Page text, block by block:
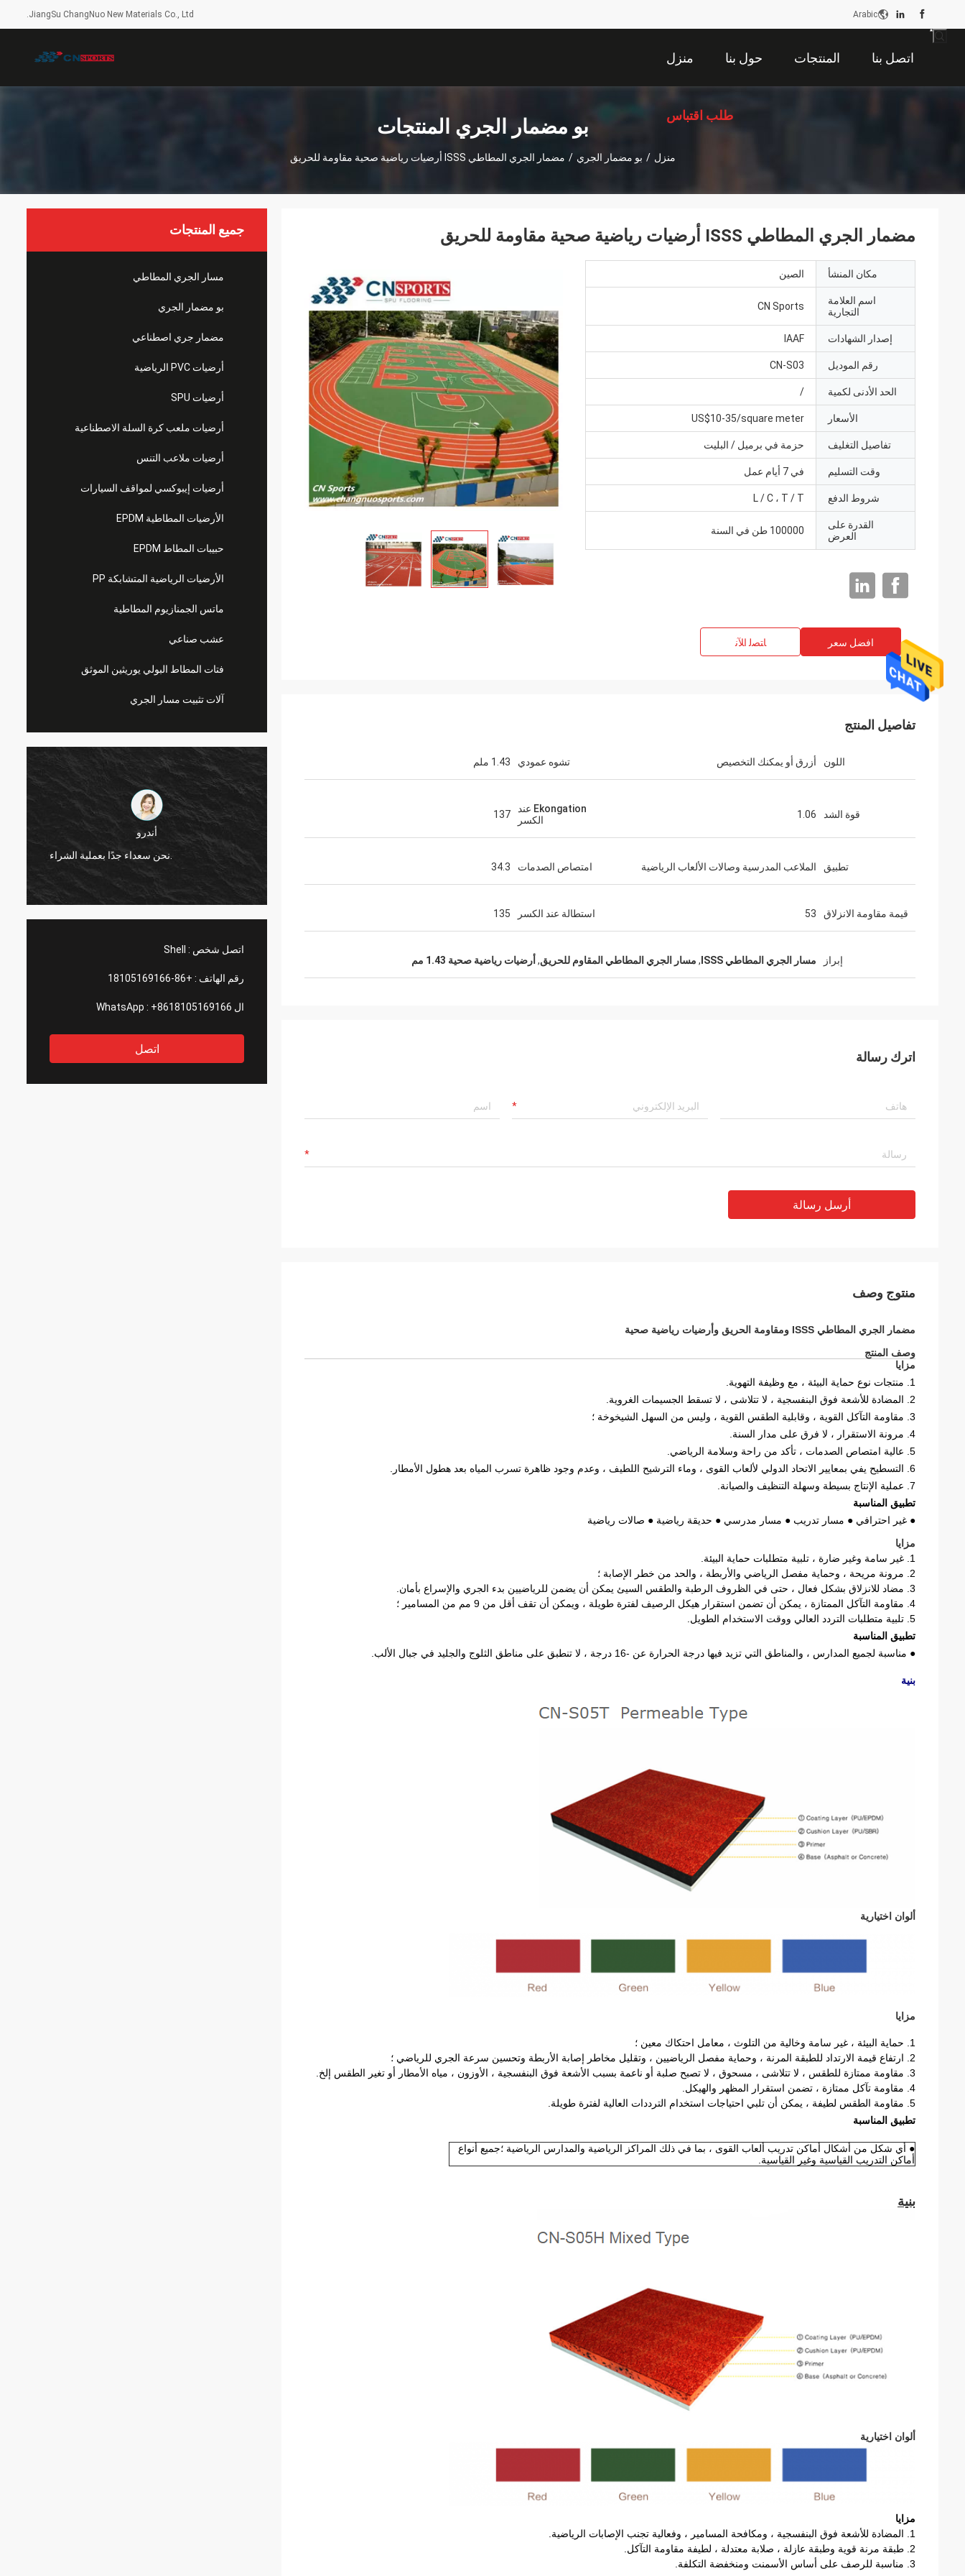
JiangSu ChangNuo New Materials Co., Ltd. Arabic
منزل حول بنا المنتجات اتصل بنا
طلب اقتباس بو مضمار الجري المنتجات
منزل / بو مضمار الجري / مضمار الجري المطاطي ISSS أرضيات رياضية صحية مقاومة للحريق
جميع المنتجات
مسار الجري المطاطي
بو مضمار الجري
مضمار جري اصطناعي
أرضيات PVC الرياضية
أرضيات SPU
أرضيات ملعب كرة السلة الاصطناعية
أرضيات ملاعب التنس
أرضيات إيبوكسي لمواقف السيارات
الأرضيات المطاطية EPDM
حبيبات المطاط EPDM
الأرضيات الرياضية المتشابكة PP
ماتس الجمنازيوم المطاطية
عشب صناعي
فتات المطاط البولي يوريثين الموثق
آلات تثبيت مسار الجري
أندرو
اتصل شخص : Shell
رقم الهاتف : +86-18105169166
ال WhatsApp : +8618105169166
اتصل
مضمار الجري المطاطي ISSS أرضيات رياضية صحية مقاومة للحريق
مكان المنشأ الصين
اسم العلامة
التجارية
CN Sports
إصدار الشهادات IAAF
رقم الموديل CN-S03
الحد الأدنى لكمية /
الأسعار US$10-35/square meter
تفاصيل التغليف حزمة في برميل / البليت
وقت التسليم في 7 أيام عمل
شروط الدفع L / C ، T / T
القدرة على
العرض
100000 طن في السنة
افضل سعر ﺎﺘﺼﻟ ﺍﻶﻧ
تفاصيل المنتج
اللون أزرق أو يمكنك التخصيص تشوه عمودي 1.43 ملم
قوة الشد 1.06
Ekongation عند
الكسر
137
تطبيق الملاعب المدرسية وصالات الألعاب الرياضية امتصاص الصدمات 34.3
قيمة مقاومة الانزلاق 53 استطالة عند الكسر 135
إبراز مسار الجري المطاطي ISSS , مسار الجري المطاطي المقاوم للحريق, أرضيات رياضية صحية 1.43 مم
اترك رسالة
أرسل رسالة
منتوج وصف
مضمار الجري المطاطي ISSS ومقاومة الحريق وأرضيات رياضية صحية
وصف المنتج
مزايا
1. منتجات نوع حماية البيئة ، مع وظيفة التهوية.
2. المضادة للأشعة فوق البنفسجية ، لا تتلاشى ، لا تسقط الجسيمات الغروية.
3. مقاومة التآكل القوية ، وقابلية الطقس القوية ، وليس من السهل الشيخوخة ؛
4. مرونة الاستقرار ، لا فرق على مدار السنة.
5. عالية امتصاص الصدمات ، تأكد من راحة وسلامة الرياضي.
6. التسطيح يفي بمعايير الاتحاد الدولي لألعاب القوى ، وماء الترشيح اللطيف ، وعدم وجود ظاهرة تسرب المياه بعد هطول الأمطار.
7. عملية الإنتاج بسيطة وسهلة التنظيف والصيانة.
تطبيق المناسبة
● غير احترافي ● مسار تدريب ● مسار مدرسي ● حديقة رياضية ● صالات رياضية
مزايا
1. غير سامة وغير ضارة ، تلبية متطلبات حماية البيئة.
2. مرونة مريحة ، وحماية مفصل الرياضي والأربطة ، والحد من خطر الإصابة ؛
3. مضاد للانزلاق بشكل فعال ، حتى في الظروف الرطبة والطقس السيئ يمكن أن يضمن للرياضيين بدء الجري والإسراع بأمان.
4. مقاومة التآكل الممتازة ، يمكن أن تضمن استقرار هيكل الرصيف لفترة طويلة ، ويمكن أن تقف أقل من 9 مم من المسامير ؛
5. تلبية متطلبات التردد العالي ووقت الاستخدام الطويل.
تطبيق المناسبة
● مناسبة لجميع المدارس ، والمناطق التي تزيد فيها درجة الحرارة عن -16 درجة ، لا تنطبق على مناطق الثلوج والجليد في جبال الألب.
بنية
ألوان اختيارية
مزايا
1. حماية البيئة ، غير سامة وخالية من التلوث ، معامل احتكاك معين ؛
2. ارتفاع قيمة الارتداد للطبقة المرنة ، وحماية مفصل الرياضيين ، وتقليل مخاطر إصابة الأربطة وتحسين سرعة الجري للرياضي ؛
3. مقاومة ممتازة للطقس ، لا تتلاشى ، مسحوق ، لا تصبح صلبة أو ناعمة بسبب الأشعة فوق البنفسجية ، الأوزون ، مياه الأمطار أو تغير الطقس إلخ.
4. مقاومة تآكل ممتازة ، تضمن استقرار المظهر والهيكل.
5. مقاومة الطقس لطيفة ، يمكن أن تلبي احتياجات استخدام الترددات العالية لفترة طويلة.
تطبيق المناسبة
● أي شكل من أشكال أماكن تدريب ألعاب القوى ، بما في ذلك المراكز الرياضية والمدارس الرياضية ؛جميع أنواع
أماكن التدريب القياسية وغير القياسية.
بنية
ألوان اختيارية
مزايا
1. المضادة للأشعة فوق البنفسجية ، ومكافحة المسامير ، وفعالية تجنب الإصابات الرياضية.
2. طبقة مرنة قوية وطبقة عازلة ، صلابة معتدلة ، لطيفة مقاومة التآكل.
3. مناسبة للرصف على أساس الأسمنت ومنخفضة التكلفة.